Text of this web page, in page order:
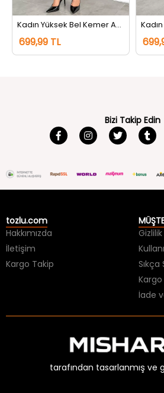
Kadın Yüksek Bel Kemer Aksesuarlı Jean Kot Pantolon Siyah
699,99 TL
Bizi Takip Edin
tozlu.com
Hakkımızda
İletişim
Kargo Takip
İade
tarafından tasarlanmış ve